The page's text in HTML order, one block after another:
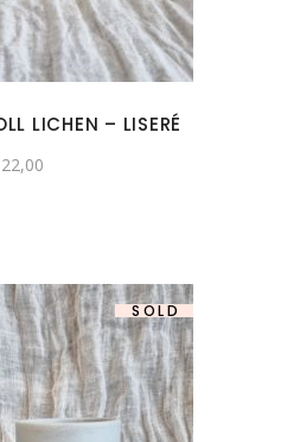
LICHEN – LISERÉ
22,00
SOLD